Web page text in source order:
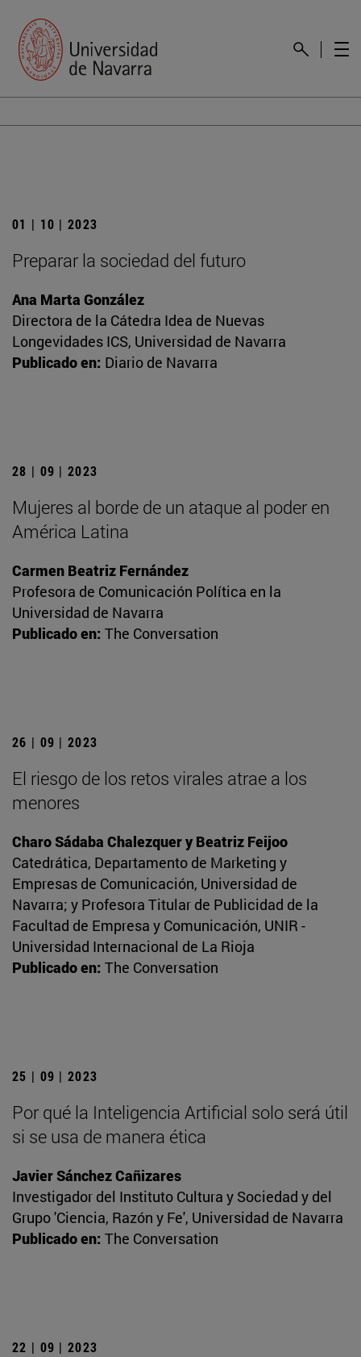
01 | 10 | 2023
Preparar la sociedad del futuro
Ana Marta González
Directora de la Cátedra Idea de Nuevas
Longevidades ICS, Universidad de Navarra
Publicado en: Diario de Navarra
28 | 09 | 2023
Mujeres al borde de un ataque al poder en
América Latina
Carmen Beatriz Fernández
Profesora de Comunicación Política en la
Universidad de Navarra
Publicado en: The Conversation
26 | 09 | 2023
El riesgo de los retos virales atrae a los
menores
Charo Sádaba Chalezquer y Beatriz Feijoo
Catedrática, Departamento de Marketing y
Empresas de Comunicación, Universidad de
Navarra; y Profesora Titular de Publicidad de la
Facultad de Empresa y Comunicación, UNIR -
Universidad Internacional de La Rioja
Publicado en: The Conversation
25 | 09 | 2023
Por qué la Inteligencia Artificial solo será útil
si se usa de manera ética
Javier Sánchez Cañizares
Investigador del Instituto Cultura y Sociedad y del
Grupo 'Ciencia, Razón y Fe', Universidad de Navarra
Publicado en: The Conversation
22 | 09 | 2023